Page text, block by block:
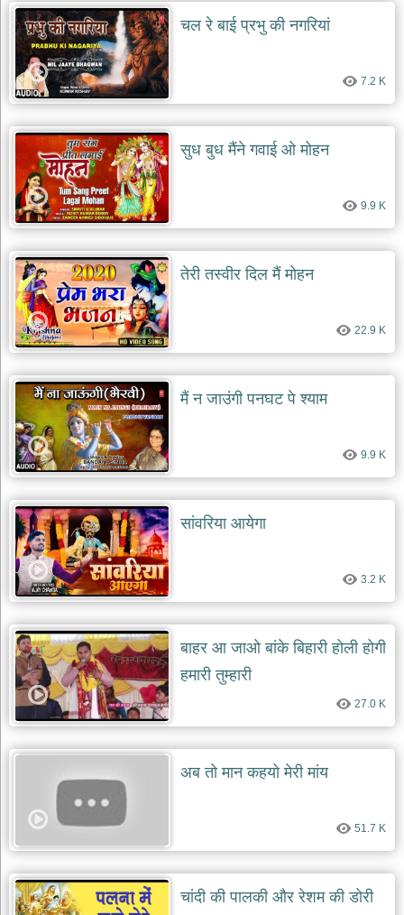
चल रे बाई प्रभु की नगरियां
7.2 K
सुध बुध मैंने गवाई ओ मोहन
9.9 K
तेरी तस्वीर दिल मैं मोहन
22.9 K
मैं न जाउंगी पनघट पे श्याम
9.9 K
सांवरिया आयेगा
3.2 K
बाहर आ जाओ बांके बिहारी होली होगी
हमारी तुम्हारी
27.0 K
अब तो मान कहयो मेरी मांय
51.7 K
चांदी की पालकी और रेशम की डोरी